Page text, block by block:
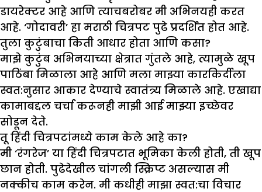
डायरेक्टर आहे आणि त्याचबरोबर मी अभिनयही करत
आहे. ‘गोदावरी’ हा मराठी चित्रपट पुढे प्रदर्शित होत आहे.
तुला कुटुंबाचा किती आधार होता आणि कसा?
माझे कुटुंब अभिनयाच्या क्षेत्रात गुंतले आहे, त्यामुळे खूप
पाठिंबा मिळाला आहे आणि मला माझ्या कारकिर्दीला
स्वत:नुसार आकार देण्याचे स्वातंत्र्य मिळाले आहे. एखाद्या
कामाबद्दल चर्चा करूनही माझी आई माझ्या इच्छेवर
सोडून देते.
तू हिंदी चित्रपटांमध्ये काम केले आहे का?
मी ‘रंगरेज’ या हिंदी चित्रपटात भूमिका केली होती, ती खूप
छान होती. पुढेदेखील चांगली स्क्रिप्ट असल्यास मी
नक्कीच काम करेन. मी कधीही माझा स्वत:चा विचार